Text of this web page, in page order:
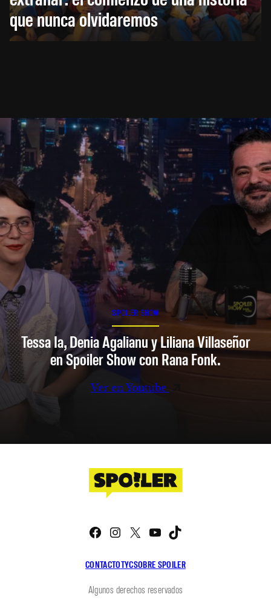
que nunca olvidaremos
SPOILER SHOW
Tessa Ia, Denia Agalianu y Liliana Villaseñor
en Spoiler Show con Rana Fonk.
Ver en Youtube
CONTACTOTYCSOBRE SPOILER
Facebook
Instagram
X YouTube
Algunos derechos reservados